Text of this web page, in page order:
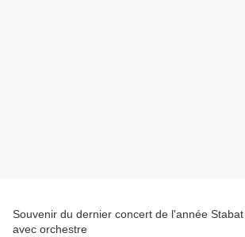
Souvenir du dernier concert de l'année
avec orchestre